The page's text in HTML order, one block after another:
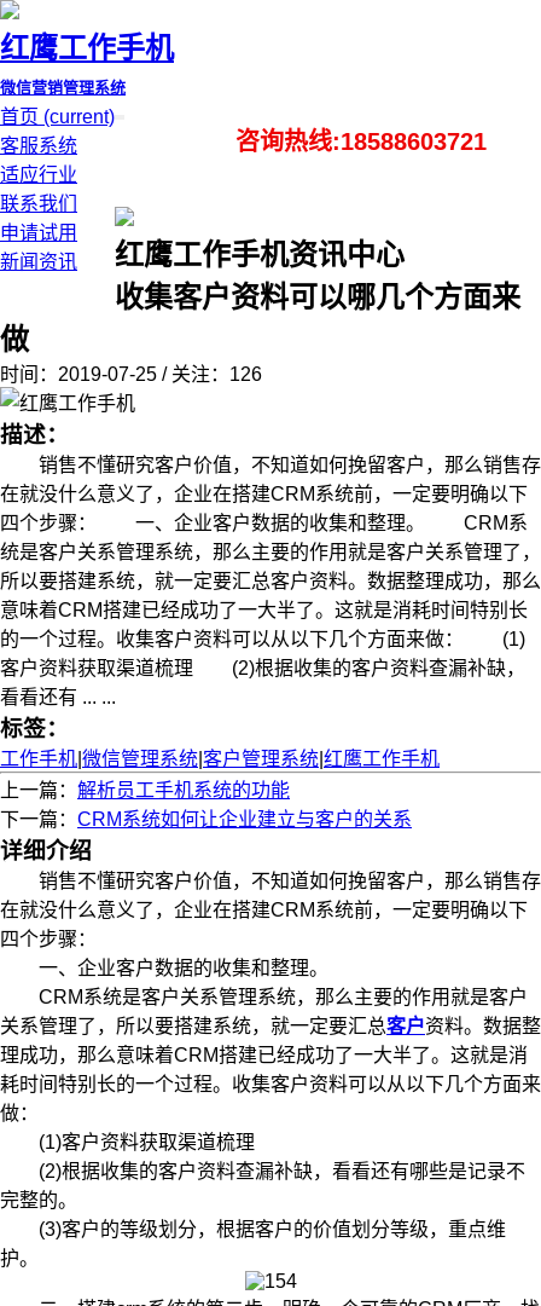
红鹰工作手机
微信营销管理系统
首页 (current)
客服系统
适应行业
联系我们
申请试用
新闻资讯
咨询热线:18588603721
红鹰工作手机资讯中心
收集客户资料可以哪几个方面来
做
时间：2019-07-25 / 关注：126
描述：
销售不懂研究客户价值，不知道如何挽留客户，那么销售存
在就没什么意义了，企业在搭建CRM系统前，一定要明确以下
四个步骤： 一、企业客户数据的收集和整理。 CRM系
统是客户关系管理系统，那么主要的作用就是客户关系管理了，
所以要搭建系统，就一定要汇总客户资料。数据整理成功，那么
意味着CRM搭建已经成功了一大半了。这就是消耗时间特别长
的一个过程。收集客户资料可以从以下几个方面来做： (1)
客户资料获取渠道梳理 (2)根据收集的客户资料查漏补缺，
看看还有 ... ...
标签：
工作手机 微信管理系统 客户管理系统 红鹰工作手机
上一篇： 解析员工手机系统的功能
下一篇： CRM系统如何让企业建立与客户的关系
详细介绍
销售不懂研究客户价值，不知道如何挽留客户，那么销售存
在就没什么意义了，企业在搭建CRM系统前，一定要明确以下
四个步骤：
一、企业客户数据的收集和整理。
CRM系统是客户关系管理系统，那么主要的作用就是客户
关系管理了，所以要搭建系统，就一定要汇总客户资料。数据整
理成功，那么意味着CRM搭建已经成功了一大半了。这就是消
耗时间特别长的一个过程。收集客户资料可以从以下几个方面来
做：
(1)客户资料获取渠道梳理
(2)根据收集的客户资料查漏补缺，看看还有哪些是记录不
完整的。
(3)客户的等级划分，根据客户的价值划分等级，重点维
护。